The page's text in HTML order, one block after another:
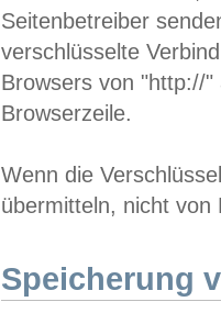
Seitenbetreiber
verschlüsselte
Browsers von "http://
Browserzeile.
Wenn die
übermitteln, nicht von
Speicherung